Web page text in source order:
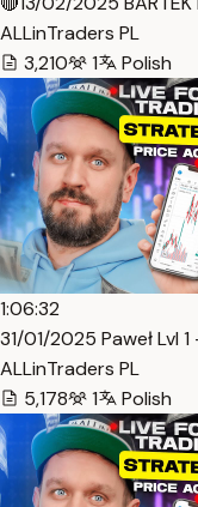
ALLinTraders PL
3,210
1 Polish
1:06:32
31/01/2025 Paweł Lvl
ALLinTraders PL
5,178
1 Polish